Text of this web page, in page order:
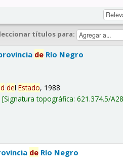
títulos para:
de Río Negro
delEstado, 1988
Signatura topográfica:621.374.5/
de Río Negro